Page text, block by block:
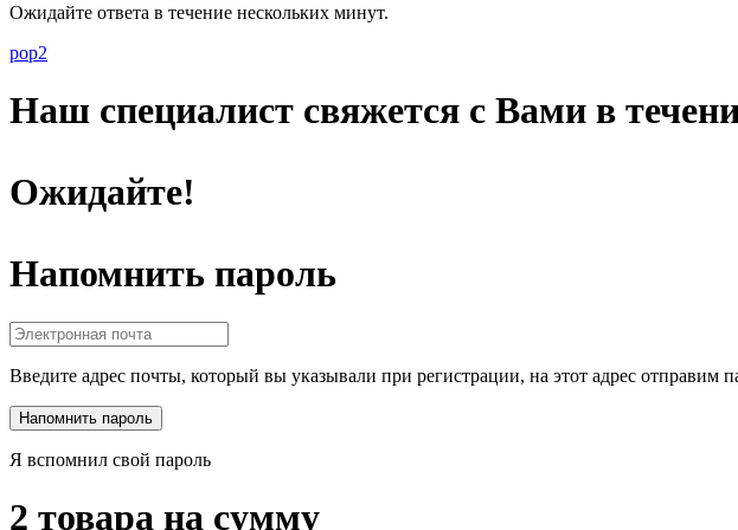
Ожидайте ответа в течение нескольких минут.
pop2
Наш специалист свяжется с Вами в
Ожидайте!
Напомнить пароль
Введите адрес почты, который вы указывали при регистрации, на этот адрес отправим
Я вспомнил свой пароль
2 товара на сумму